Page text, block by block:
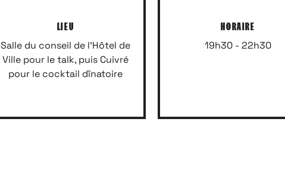
LIEU
Salle du conseil de l'Hôtel de
Ville pour le talk, puis Cuivré
pour le cocktail dînatoire
HORAIRE
19h30 - 22h30